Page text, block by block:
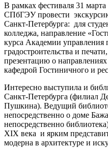
В рамках фестиваля 31
СПбГЭУ провести
Санкт-Петербурга: для
колледжа, направление
курса Академии управления
градостроительства и
презентацию о
кафедрой Гостиничного и
Интересно выступила и
Санкт-Петербурга (филиал
Пушкина). Ведущий
непосредственно о доме
непосредственно
XIX века и ярким
модерна в архитектуре и